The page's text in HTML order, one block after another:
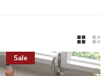
Sale